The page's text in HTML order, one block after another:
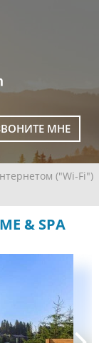
МНЕ
("Wi-Fi")
& SPA